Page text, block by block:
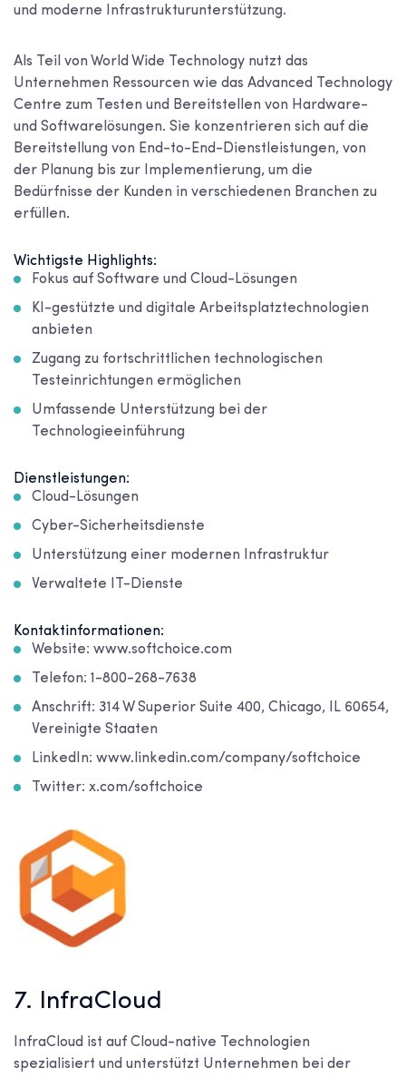
und moderne Infrastrukturunterstützung.
Als Teil von World Wide Technology nutzt das
Unternehmen Ressourcen wie das Advanced Technology
Centre zum Testen und Bereitstellen von Hardware-
und Softwarelösungen. Sie konzentrieren sich auf die
Bereitstellung von End-to-End-Dienstleistungen, von
der Planung bis zur Implementierung, um die
Bedürfnisse der Kunden in verschiedenen Branchen zu
erfüllen.
Wichtigste Highlights:
Fokus auf Software und Cloud-Lösungen
KI-gestützte und digitale Arbeitsplatztechnologien
anbieten
Zugang zu fortschrittlichen technologischen
Testeinrichtungen ermöglichen
Umfassende Unterstützung bei der
Technologieeinführung
Dienstleistungen:
Cloud-Lösungen
Cyber-Sicherheitsdienste
Unterstützung einer modernen Infrastruktur
Verwaltete IT-Dienste
Kontaktinformationen:
Website: www.softchoice.com
Telefon: 1-800-268-7638
Anschrift: 314 W Superior Suite 400, Chicago, IL 60654,
Vereinigte Staaten
LinkedIn: www.linkedin.com/company/softchoice
Twitter: x.com/softchoice
7. InfraCloud
InfraCloud ist auf Cloud-native Technologien
spezialisiert und unterstützt Unternehmen bei der